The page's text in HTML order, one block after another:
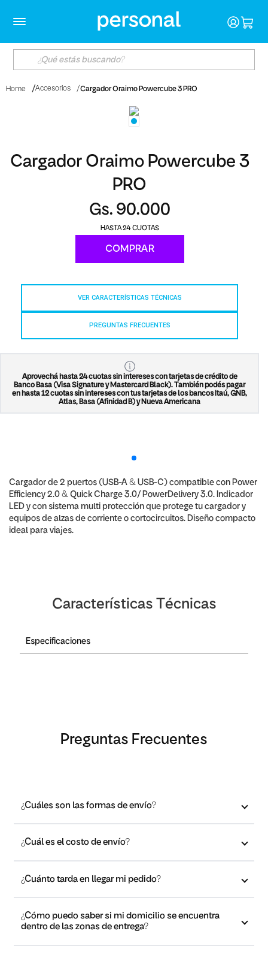
Home Accesorios Cargador Oraimo Powercube 3 PRO
Cargador Oraimo Powercube 3
PRO
Gs. 90.000
24
COMPRAR
VER CARACTERÍSTICAS TÉCNICAS
PREGUNTAS FRECUENTES
Aprovechá hasta 24 cuotas sin intereses con tarjetas de crédito de
Banco Basa (Visa Signature y Mastercard Black). También podés pagar
en hasta 12 cuotas sin intereses con tus tarjetas de los bancos Itaú, GNB,
Atlas, Basa (Afinidad B) y Nueva Americana
Cargador de 2 puertos (USB-A & USB-C) compatible con Power
Efficiency 2.0 & Quick Charge 3.0/ PowerDelivery 3.0. Indicador
LED y con sistema multi protección que protege tu cargador y
equipos de alzas de corriente o cortocircuitos. Diseño compacto
ideal para viajes.
Características Técnicas
Especificaciones
Preguntas Frecuentes
¿Cuáles son las formas de envío?
¿Cuál es el costo de envío?
¿Cuánto tarda en llegar mi pedido?
¿Cómo puedo saber si mi domicilio se encuentra
dentro de las zonas de entrega?